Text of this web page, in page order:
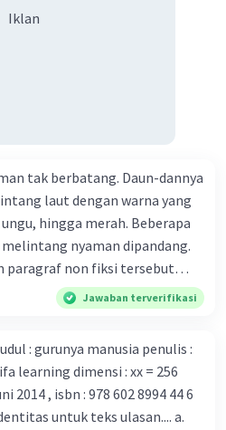
penuh untuk
biotek dan vaksin.
Laboratorium Identifikasi
untuk Infeksi dan
Druce, menyatakan mereka
versi laboratorium dari
uji coba. Tanggapan
adalah ... A.
menemukan vaksin virus
segera mempelajari virus
besar bagi kesehatan dunia
cepat. C. Masyarakat perlu
Iklan
tak berbatang. Daun-dannya
laut dengan warna yang
hingga merah. Beberapa
nyaman dipandang.
paragraf non fiksi tersebut
D. penyajian alur cerita
Jawaban terverifikasi
8994 44 6
untuk teks ulasan.... a.